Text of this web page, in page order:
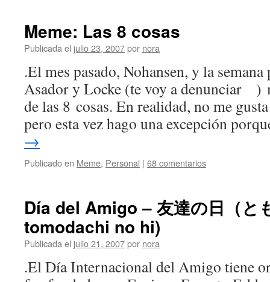
Meme: Las 8 cosas
Publicada el julio 23, 2007por nora
.El mes pasado, Nohansen, y la
Asador y Locke (te voy a denunciar )
de las 8 cosas. En realidad, no me
pero esta vez hago una excepción
→
Publicado en Meme, Personal | 68 comentarios
Día del Amigo – 友達の日（と
tomodachi no hi)
Publicada el julio 21, 2007por nora
.El Día Internacional del Amigo tiene